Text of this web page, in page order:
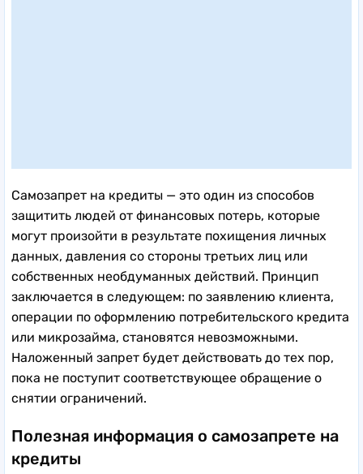
Самозапрет на кредиты — это один из способов
защитить людей от финансовых потерь, которые
могут произойти в результате похищения личных
данных, давления со стороны третьих лиц или
собственных необдуманных действий. Принцип
заключается в следующем: по заявлению клиента,
операции по оформлению потребительского кредита
или микрозайма, становятся невозможными.
Наложенный запрет будет действовать до тех пор,
пока не поступит соответствующее обращение о
снятии ограничений.
Полезная информация о самозапрете на
кредиты